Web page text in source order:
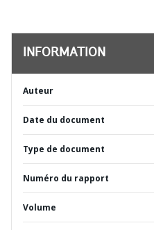
INFORMATION
Auteur
Date du document
Type de document
Numéro du rapport
Volume